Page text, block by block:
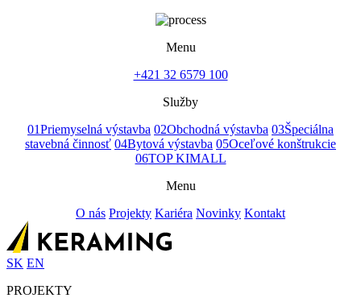
Menu
+421 32 6579 100
Služby
01Priemyselná výstavba 02Obchodná výstavba 03Špeciálna
stavebná činnosť 04Bytová výstavba 05Oceľové konštrukcie
06TOP KIMALL
Menu
O nás Projekty Kariéra Novinky Kontakt
SK EN
PROJEKTY